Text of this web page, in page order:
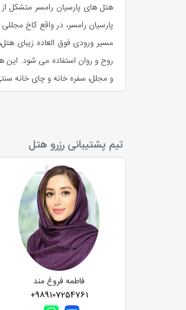
هتل های پارسیان رامسر متشکل
پارسیان رامسر، در واقع کاخ
مسیر ورودی فوق العاده زیبای
روح و روان استفاده می شود. این
و مجلل، سفره خانه و چای خانه
مربع در ۳ طبقه است.
دیدنی و طبیعی شهر و دیگر
پارسیان تا فرودگاه رامسر برابر با ۴.۶ کیلومتر و تا ترمینال رامسر برابر با ۳.۲ کیلومتر می‌باشد.
اتاق ها، سوئیت ها و سالن های
تشریفات و سالن همایش هتل
تجربه ای کاملا متفاوت از سفر
تیم پشتیبانی رزرو هتل
فاطمه فروغ مند
+989107254761